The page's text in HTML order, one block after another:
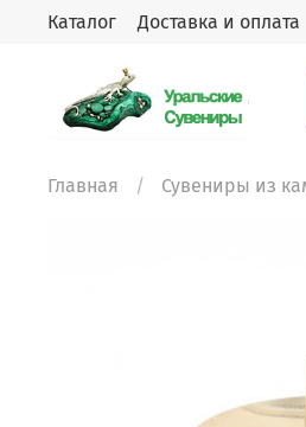
Каталог Доставка и оплата
Главная Сувениры из